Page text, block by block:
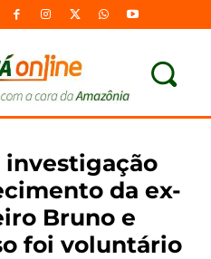
investigação
da ex-
Bruno e
foi voluntário